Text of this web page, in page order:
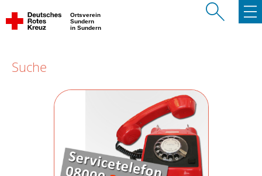
Ortsverein
Sundern
in Sundern
Suche